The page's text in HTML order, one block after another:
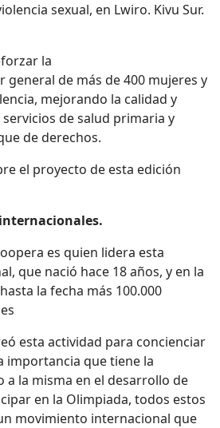
sexual, en Lwiro. Kivu Sur.
la
general de más de 400 mujeres y
mejorando la calidad y
servicios de salud primaria y
de derechos.
el proyecto de esta edición
es quien lidera esta
que nació hace 18 años, y en la
la fecha más 100.000
esta actividad para concienciar
importancia que tiene la
a la misma en el desarrollo de
en la Olimpiada, todos estos
movimiento internacional que